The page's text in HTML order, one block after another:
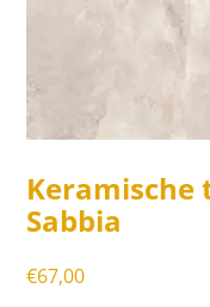
Keramische
Sabbia
€67,00